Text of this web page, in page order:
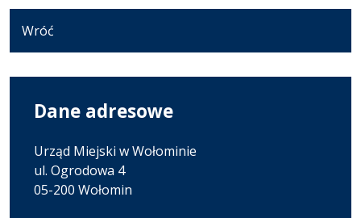
Wróć
Dane adresowe
Urząd Miejski w Wołominie
ul. Ogrodowa 4
05-200 Wołomin